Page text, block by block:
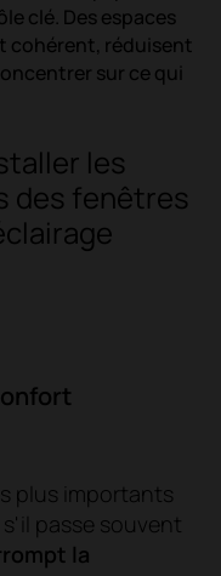
clé. Des espaces
cohérent, réduisent
sur ce qui
les
des fenêtres
plus importants
passe souvent
la